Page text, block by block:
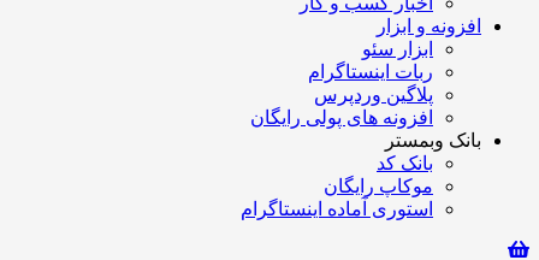
و ابزار
ابزار سئو
ربات اینستاگرام
پلاگین وردپرس
افزونه های پولی رایگان
وبمستر
بانک کد
موکاپ رایگان
استوری آماده اینستاگرام